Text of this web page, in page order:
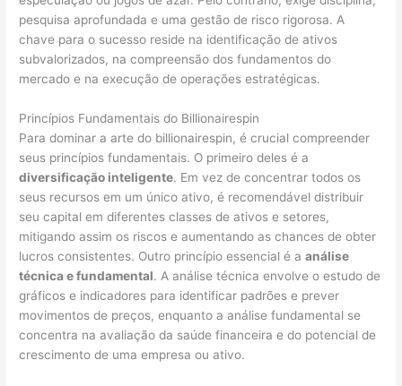
pesquisa aprofundada e uma gestão de risco rigorosa. A
chave para o sucesso reside na identificação de ativos
subvalorizados, na compreensão dos fundamentos do
mercado e na execução de operações estratégicas.
Princípios Fundamentais do Billionairespin
Para dominar a arte do billionairespin, é crucial compreender
seus princípios fundamentais. O primeiro deles é a
diversificação inteligente. Em vez de concentrar todos os
seus recursos em um único ativo, é recomendável distribuir
seu capital em diferentes classes de ativos e setores,
mitigando assim os riscos e aumentando as chances de obter
lucros consistentes. Outro princípio essencial é aanálise
técnica e fundamental. A análise técnica envolve o estudo de
gráficos e indicadores para identificar padrões e prever
movimentos de preços, enquanto a análise fundamental se
concentra na avaliação da saúde financeira e do potencial de
crescimento de uma empresa ou ativo.